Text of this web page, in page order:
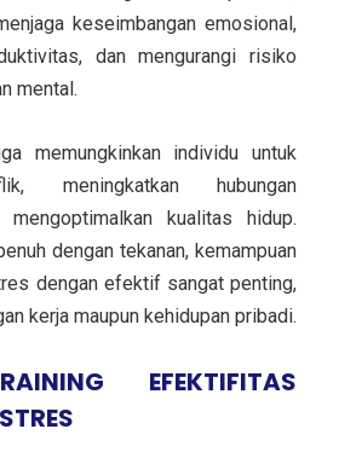
keseimbangan emosional,
dan mengurangi risiko
mental.
memungkinkan individu untuk
meningkatkan hubungan
mengoptimalkan kualitas hidup.
dengan tekanan, kemampuan
dengan efektif sangat penting,
kerja maupun kehidupan pribadi.
EFEKTIFITAS